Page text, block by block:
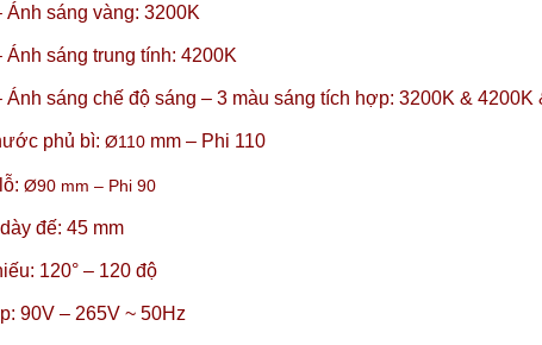
Ánh sáng vàng: 3200K
Ánh sáng trung tính: 4200K
Ánh sáng chế độ sáng – 3 màu sáng tích hợp: 3200K & 4200K
phủ bì: Ø110 mm – Phi 110
Ø90 mm – Phi 90
đế: 45 mm
120° – 120 độ
90V – 265V ~ 50Hz